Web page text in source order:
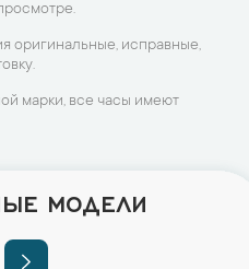
оригинальные, исправные,
марки, все часы имеют
МОДЕЛИ